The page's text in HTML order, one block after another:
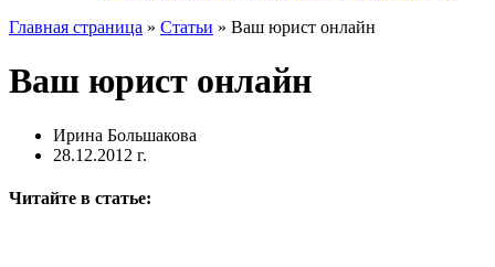
Главная страница » Статьи » Ваш юрист онлайн
Ваш юрист онлайн
Ирина Большакова
28.12.2012 г.
Читайте в статье: